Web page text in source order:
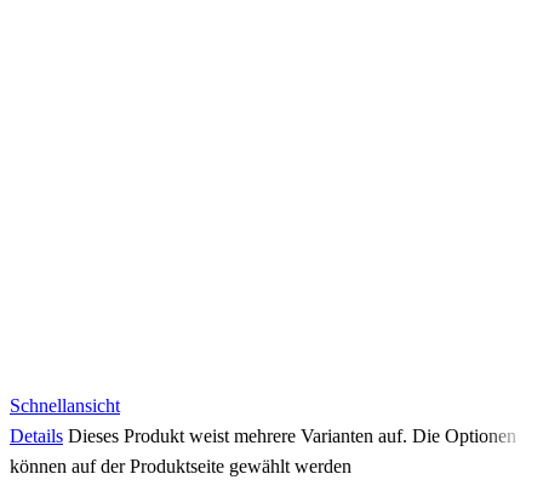
Schnellansicht
Details Dieses Produkt weist mehrere Varianten auf. Die Optionen
können auf der Produktseite gewählt werden